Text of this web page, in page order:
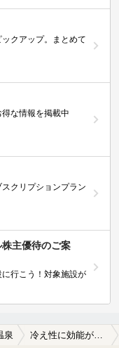
クアップ。まとめて
な情報を掲載中
クリプションプラン
株主優待のご案
行こう！対象施設が
泉